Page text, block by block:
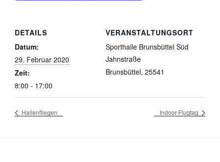
DETAILS
Datum:
29. Februar 2020
Zeit:
8:00 - 17:00
VERANSTALTUNGSORT
Sporthalle Brunsbüttel Süd
Jahnstraße
Brunsbüttel, 25541
Hallenfliegen Indoor-Flugtag